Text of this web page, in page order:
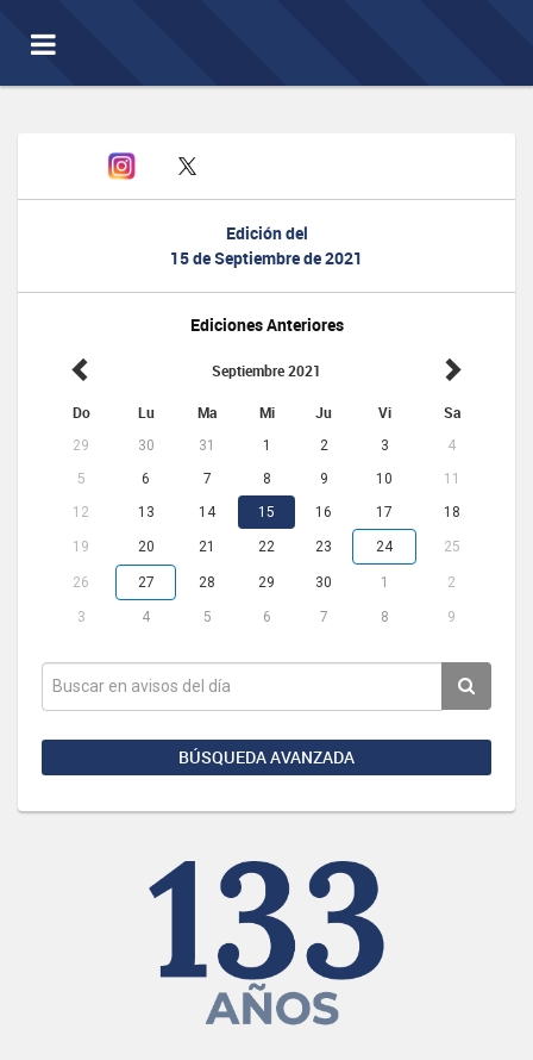
Toggle
navigation
Edición del
15 de Septiembre de 2021
Ediciones Anteriores
Septiembre 2021
Do Lu Ma Mi Ju Vi Sa
29 30 31 1 2 3
4
5
6 7 8 9 10
11
12
13 14 15 16 17 18
19 20 21 22 23 24 25
26 27 28 29 30 1 2
3 4 5 6 7 8 9
BÚSQUEDA AVANZADA